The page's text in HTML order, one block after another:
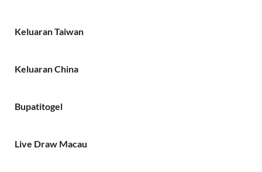
Keluaran Taiwan
Keluaran China
Bupatitogel
Live Draw Macau